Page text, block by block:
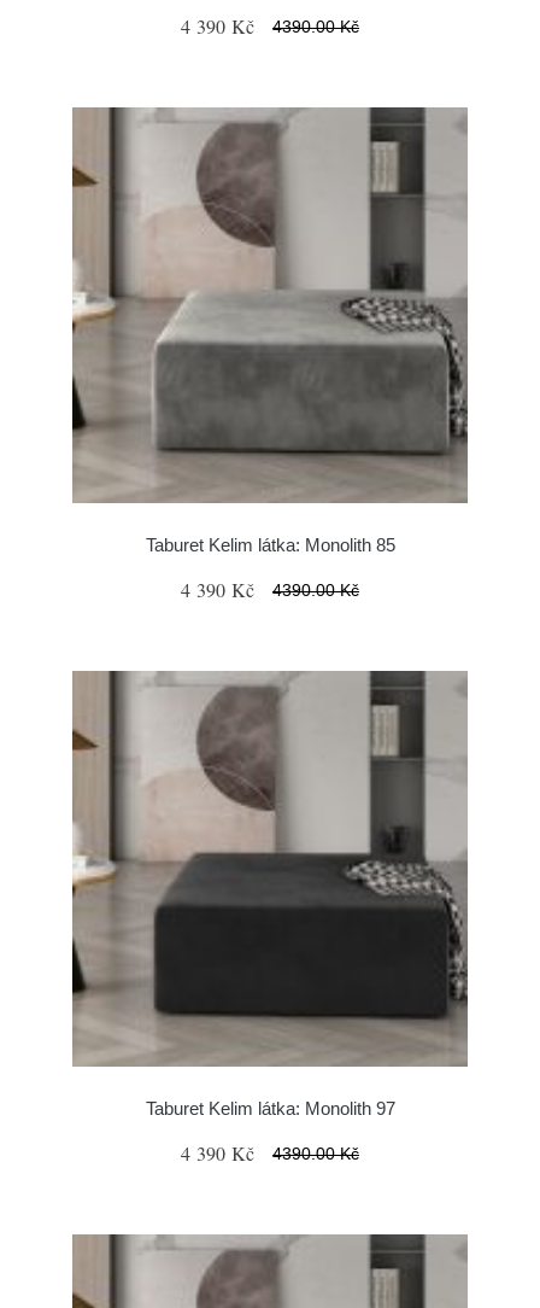
4 390 Kč 4390.00 Kč
Taburet Kelim látka: Monolith 85
4 390 Kč 4390.00 Kč
Taburet Kelim látka: Monolith 97
4 390 Kč 4390.00 Kč